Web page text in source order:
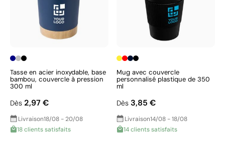
Tasse en acier inoxydable, base
bambou, couvercle à pression
300 ml
Dès 2,97 €
Livraison18/08 - 20/08
18 clients satisfaits
Mug avec couvercle
personnalisé plastique de 350
ml
Dès 3,85 €
Livraison14/08 - 18/08
14 clients satisfaits